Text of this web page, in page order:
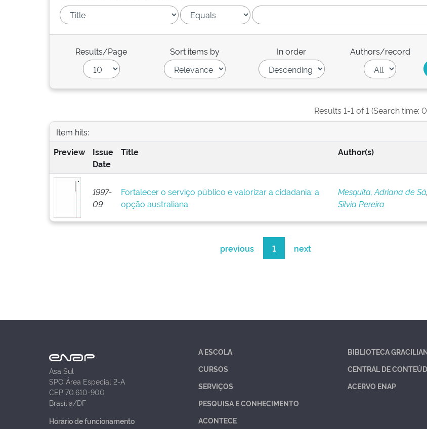
Results/Page Sort items by In order Authors/record
Results 1-1 of 1 (Search time:
Item hits:
Preview
Issue
Date
Title Author(s)
1997-
09
Fortalecer o serviço público e valorizar a cidadania: a
opção australiana
Mesquita, Adriana de Sá
Silvia Pereira
previous 1 next
Asa Sul
SPO Área Especial 2-A
CEP 70.610-900
Brasília/DF
Horário de funcionamento
A ESCOLA
CURSOS
SERVIÇOS
PESQUISA E CONHECIMENTO
ACONTECE
BIBLIOTECA
CENTRAL DE
ACERVO ENAP